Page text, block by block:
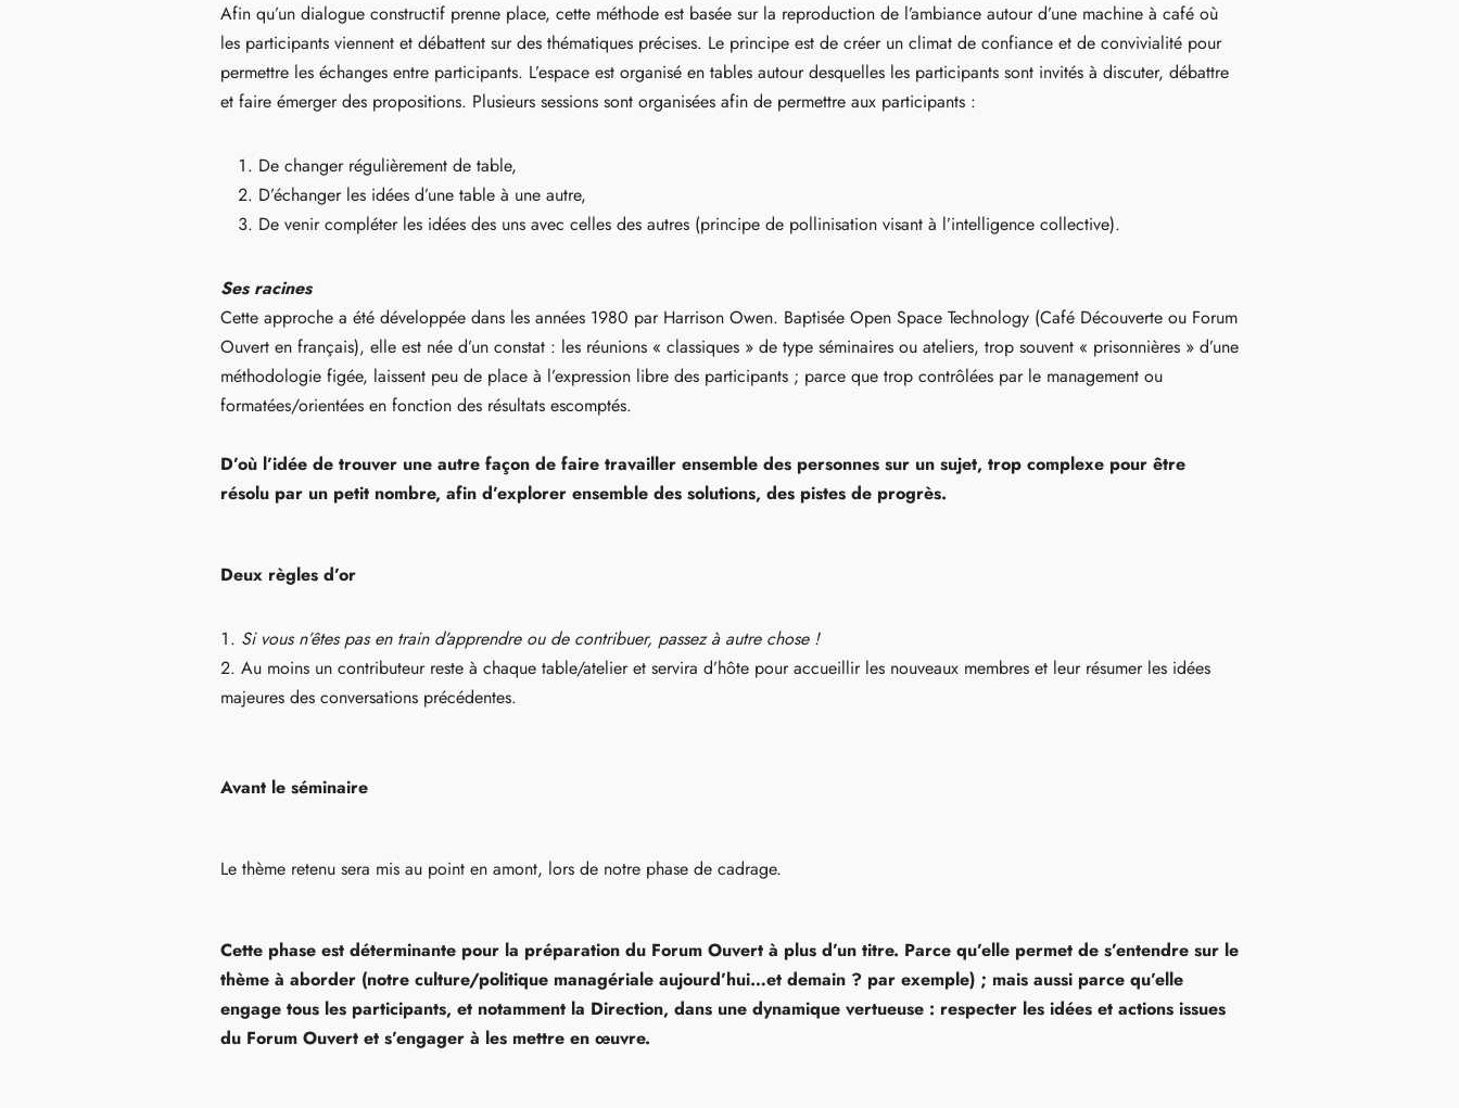
Afin qu’un dialogue constructif prenne place, cette méthode est basée sur la reproduction de l’ambiance autour d’une machine à café où
les participants viennent et débattent sur des thématiques précises. Le principe est de créer un climat de confiance et de convivialité pour
permettre les échanges entre participants. L’espace est organisé en tables autour desquelles les participants sont invités à discuter, débattre
et faire émerger des propositions. Plusieurs sessions sont organisées afin de permettre aux participants :
De changer régulièrement de table,
D’échanger les idées d’une table à une autre,
De venir compléter les idées des uns avec celles des autres (principe de pollinisation visant à l’intelligence collective).
Ses racines
Cette approche a été développée dans les années 1980 par Harrison Owen. Baptisée Open Space Technology (Café Découverte ou Forum
Ouvert en français), elle est née d’un constat : les réunions « classiques » de type séminaires ou ateliers, trop souvent « prisonnières » d’une
méthodologie figée, laissent peu de place à l’expression libre des participants ; parce que trop contrôlées par le management ou
formatées/orientées en fonction des résultats escomptés.
D’où l’idée de trouver une autre façon de faire travailler ensemble des personnes sur un sujet, trop complexe pour être
résolu par un petit nombre, afin d’explorer ensemble des solutions, des pistes de progrès.
Deux règles d’or
Si vous n’êtes pas en train d’apprendre ou de contribuer, passez à autre chose !
Au moins un contributeur reste à chaque table/atelier et servira d’hôte pour accueillir les nouveaux membres et leur résumer les idées
majeures des conversations précédentes.
Avant le séminaire
Le thème retenu sera mis au point en amont, lors de notre phase de cadrage.
Cette phase est déterminante pour la préparation du Forum Ouvert à plus d’un titre. Parce qu’elle permet de s’entendre sur le
thème à aborder (notre culture/politique managériale aujourd’hui…et demain ? par exemple) ; mais aussi parce qu’elle
engage tous les participants, et notamment la Direction, dans une dynamique vertueuse : respecter les idées et actions issues
du Forum Ouvert et s’engager à les mettre en œuvre.